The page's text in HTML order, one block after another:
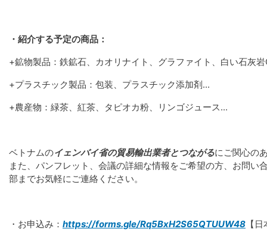
・紹介する予定の商品：
+鉱物製品：鉄鉱石、カオリナイト、グラファイト、白い石灰
+プラスチック製品：包装、プラスチック添加剤...
+農産物：緑茶、紅茶、タピオカ粉、リンゴジュース...
ベトナムのイェンバイ省の貿易輸出業者とつながるにご関心の
また、パンフレット、会議の詳細な情報をご希望の方、お問い
部までお気軽にご連絡ください。
・お申込み： https://forms.gle/Rq5BxH2S65QTUUW48 【